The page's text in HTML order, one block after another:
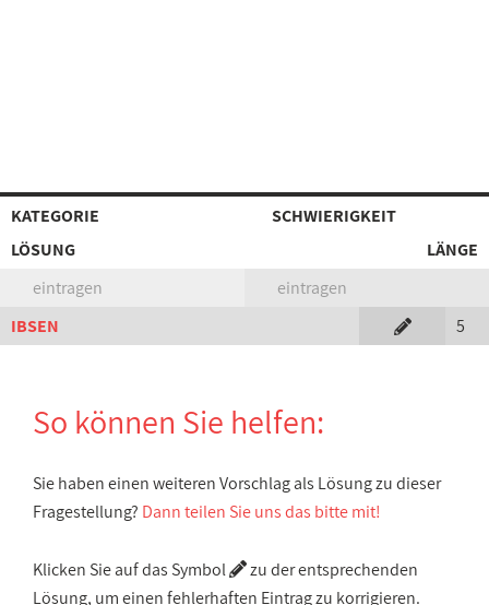
KATEGORIE
SCHWIERIGKEIT
LÖSUNG
LÄNGE
eintragen
eintragen
IBSEN
5
So können Sie helfen:
Sie haben einen weiteren Vorschlag als Lösung zu dieser
Fragestellung? Dann teilen Sie uns das bitte mit!
Klicken Sie auf das Symbol
zu der entsprechenden
Lösung, um einen fehlerhaften Eintrag zu korrigieren.